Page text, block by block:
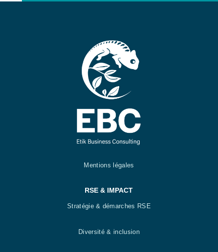
Mentions légales
RSE & IMPACT
Stratégie & démarches RSE
Diversité & inclusion